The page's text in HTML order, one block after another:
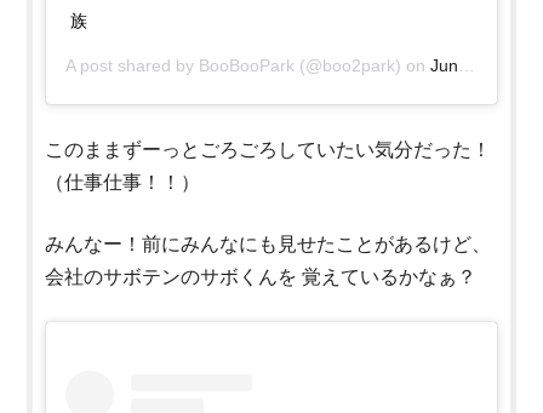
族
A post shared by BooBooPark (@boo2park) onJun 16, 2020 at 8:49pm PDT
このままずーっとごろごろしていたい気分だった！
（仕事仕事！！）
みんなー！前にみんなにも見せたことがあるけど、
会社のサボテンのサボくんを 覚えているかなぁ？